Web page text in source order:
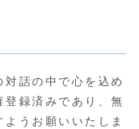
話の中で心を込め
録済みであり、無
うお願いいたしま